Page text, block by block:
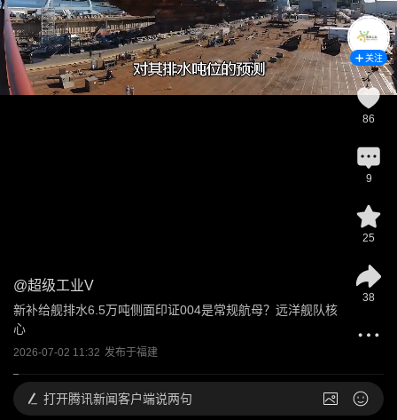
@超级工业V
新补给舰排水6.5万吨侧面印证004是常规航母？远洋舰队核
心
2026-07-02 11:32 发布于福建
关注
86
9
25
38
打开腾讯新闻客户端说两句